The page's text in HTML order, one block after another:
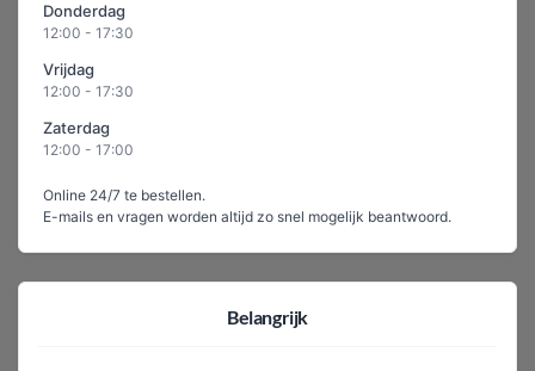
Donderdag
12:00 - 17:30
Vrijdag
12:00 - 17:30
Zaterdag
12:00 - 17:00
Online 24/7 te bestellen.
E-mails en vragen worden altijd zo snel mogelijk beantwoord.
Belangrijk